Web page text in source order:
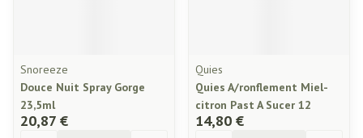
Snoreeze
Douce Nuit Spray Gorge
23,5ml
20,87 €
Quies
Quies A/ronflement Miel-
citron Past A Sucer 12
14,80 €